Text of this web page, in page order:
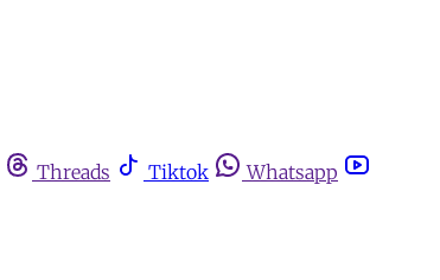
Threads Tiktok
Whatsapp